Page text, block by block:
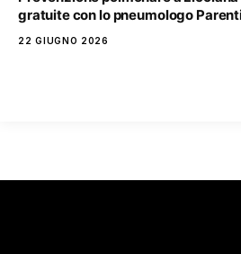
gratuite con lo pneumologo
22 GIUGNO 2026